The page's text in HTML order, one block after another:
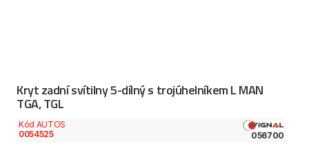
Kryt zadní svítilny 5-dílný s trojúhelníkem L MAN
TGA, TGL
Kód AUTOS
0054525
056700